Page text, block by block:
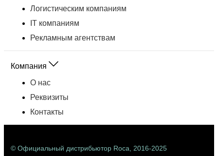
Логистическим компаниям
IT компаниям
Рекламным агентствам
Компания
О нас
Реквизиты
Контакты
© Официальный дистрибьютор Roca, 2016-2025